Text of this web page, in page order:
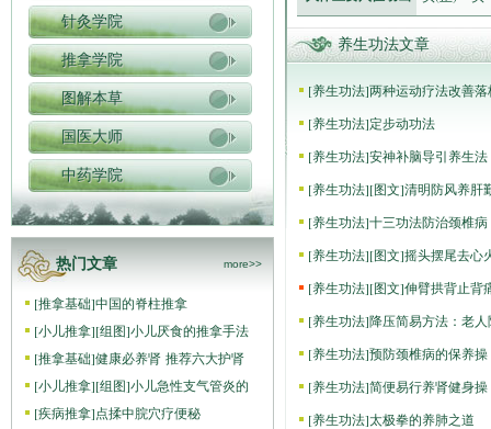
针灸学院
推拿学院
图解本草
国医大师
中药学院
热门文章 more>>
[推拿基础]中国的脊柱推拿
[小儿推拿][组图]小儿厌食的推拿手法
[推拿基础]健康必养肾 推荐六大护肾
[小儿推拿][组图]小儿急性支气管炎的
[疾病推拿]点揉中脘穴疗便秘
养生功法文章
[养生功法]两种运动疗法改善落
[养生功法]定步动功法
[养生功法]安神补脑导引养生法
[养生功法][图文]清明防风养肝
[养生功法]十三功法防治颈椎病
[养生功法][图文]摇头摆尾去心
[养生功法][图文]伸臂拱背止背
[养生功法]降压简易方法：老
[养生功法]预防颈椎病的保养操
[养生功法]简便易行养肾健身操
[养生功法]太极拳的养肺之道